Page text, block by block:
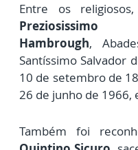
Entre os
Preziosissimo
Hambrough,
Santíssimo Salvador
10 de setembro de
26 de junho de 1966,
Também foi